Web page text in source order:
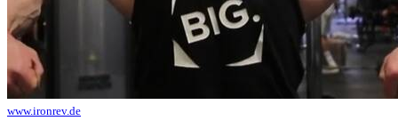
www.ironrev.de